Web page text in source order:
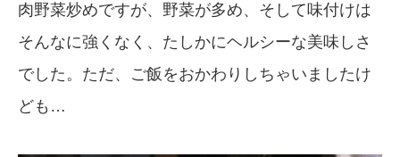
肉野菜炒めですが、野菜が多め、そして味付けは
そんなに強くなく、たしかにヘルシーな美味しさ
でした。ただ、ご飯をおかわりしちゃいましたけ
ども…